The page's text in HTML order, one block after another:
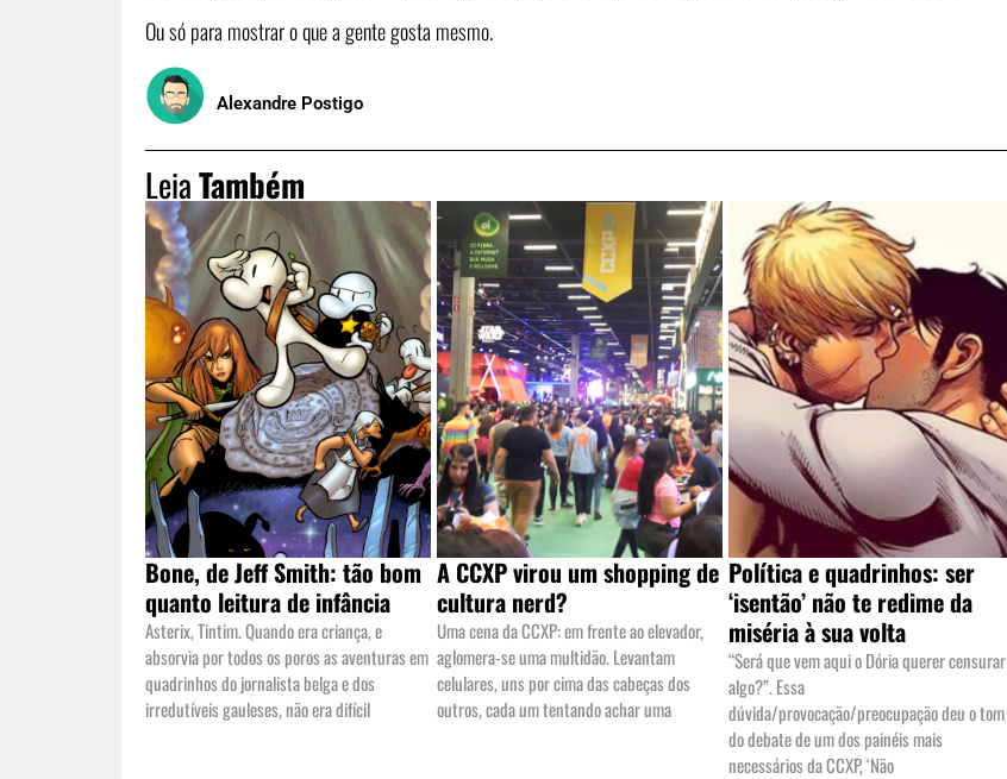
Ou só para mostrar o que a gente gosta mesmo.
Alexandre Postigo
LeiaTambém
Bone, de Jeff Smith: tão bom
quanto leitura de infância
Asterix, Tintim. Quando era criança, e
absorvia por todos os poros as aventuras em
quadrinhos do jornalista belga e dos
irredutíveis gauleses, não era difícil
A CCXP virou um shopping de
cultura nerd?
Uma cena da CCXP: em frente ao elevador,
aglomera-se uma multidão. Levantam
celulares, uns por cima das cabeças dos
outros, cada um tentando achar uma
Política e quadrinhos: ser
‘isentão’ não te redime da
miséria à sua volta
“Será que vem aqui o Dória querer censurar
algo?”. Essa
dúvida/provocação/preocupação deu o tom
do debate de um dos painéis mais
necessários da CCXP, ‘Não